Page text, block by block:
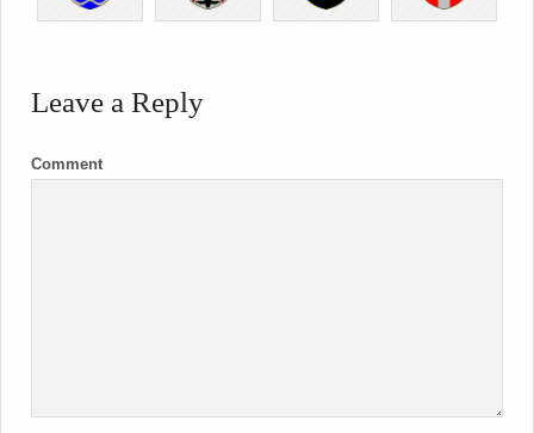
Leave a Reply
Comment